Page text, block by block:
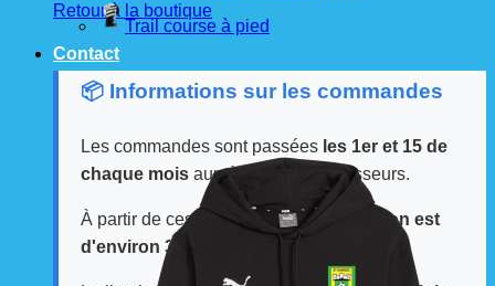
Retour à la boutique
📦 Informations sur les commandes
Les commandes sont passées les 1er et 15 de
chaque mois auprès de nos fournisseurs.
À partir de ces dates, le
délai de livraison est
d'environ 3 semaines
Trail course à pied
Contact